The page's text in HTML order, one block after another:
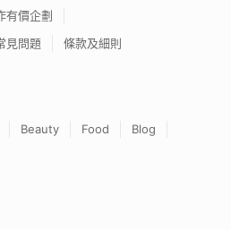
有價企劃
見問題 條款及細則
Beauty Food
Blog